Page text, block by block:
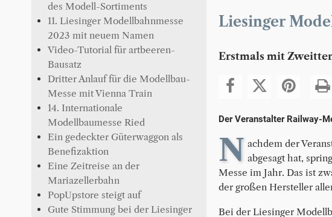
des Modell-Sortiments
11. Liesinger Modellbahnmesse
2023 mit neuem Namen
Video-Tutorial für artbeeren-
Bausatz
Dritter Anlauf für die Modellbau-
Messe mit Vienna Train
14. Internationale
Modellbaumesse Ried
Ein gedeckter Güterwaggon als
Benefizaktion
Eine Zeitreise an der
Mariazellerbahn
PopUpstore steigt auf
Gute Stimmung bei der Liesinger
Liesinger
Erstmals mit
Der Veranstalter Railway-
N achdem der
abgesagt hat,
Messe im Jahr. Das ist
der großen Hersteller
Bei der Liesinger